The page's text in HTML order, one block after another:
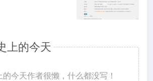
上的今天
今天作者很懒，什么都没写！